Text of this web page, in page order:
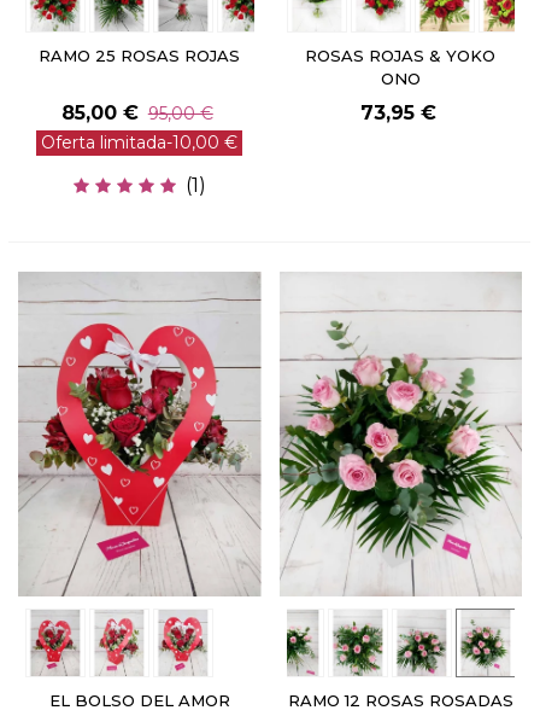
RAMO 25 ROSAS ROJAS
85,00 € 95,00 €
Oferta limitada-10,00 €
(1)
ROSAS ROJAS & YOKO
ONO
73,95 €
EL BOLSO DEL AMOR RAMO 12 ROSAS ROSADAS